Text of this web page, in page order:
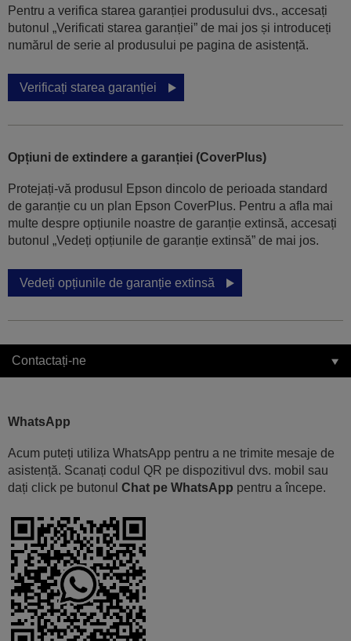
Pentru a verifica starea garanției produsului dvs., accesați
butonul „Verificati starea garanției” de mai jos și introduceți
numărul de serie al produsului pe pagina de asistență.
Verificați starea garanției
Opțiuni de extindere a garanției (CoverPlus)
Protejați-vă produsul Epson dincolo de perioada standard
de garanție cu un plan Epson CoverPlus. Pentru a afla mai
multe despre opțiunile noastre de garanție extinsă, accesați
butonul „Vedeți opțiunile de garanție extinsă” de mai jos.
Vedeți opțiunile de garanție extinsă
Contactați-ne
WhatsApp
Acum puteți utiliza WhatsApp pentru a ne trimite mesaje de
asistență. Scanați codul QR pe dispozitivul dvs. mobil sau
dați click pe butonul Chat pe WhatsApp pentru a începe.